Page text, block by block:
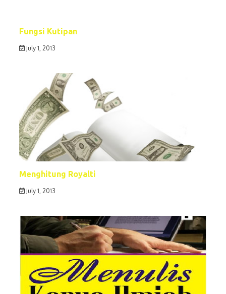
Fungsi Kutipan
July 1, 2013
Menghitung Royalti
July 1, 2013